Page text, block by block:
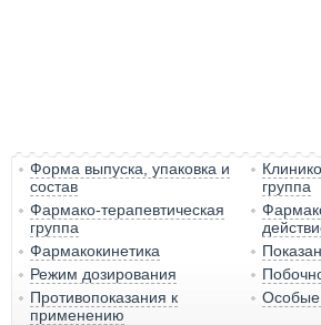
Форма выпуска, упаковка и
состав
группа
Фармако-терапевтическая
группа
Фармакокинетика
Режим дозирования
Противопоказания к
применению
Особые